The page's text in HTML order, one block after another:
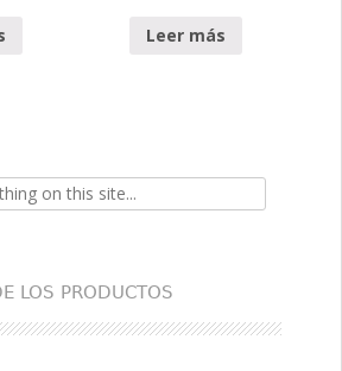
Leer más
LOS PRODUCTOS